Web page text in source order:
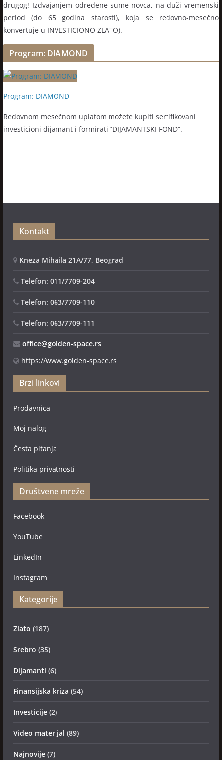
drugog! Izdvajanjem određene sume novca, na duži vremenski
period (do 65 godina starosti), koja se redovno-mesečno
konvertuje u INVESTICIONO ZLATO).
Program: DIAMOND
Program: DIAMOND
Redovnom mesečnom uplatom možete kupiti sertifikovani
investicioni dijamant i formirati “DIJAMANTSKI FOND“.
Kontakt
Kneza Mihaila 21A/77, Beograd
Telefon: 011/7709-204
Telefon: 063/7709-110
Telefon: 063/7709-111
office@golden-space.rs
https://www.golden-space.rs
Brzi linkovi
Prodavnica
Moj nalog
Česta pitanja
Politika privatnosti
Društvene mreže
Facebook
YouTube
LinkedIn
Instagram
Kategorije
Zlato (187)
Srebro (35)
Dijamanti (6)
Finansijska kriza (54)
Investicije(2)
Video materijal (89)
Najnovije(7)